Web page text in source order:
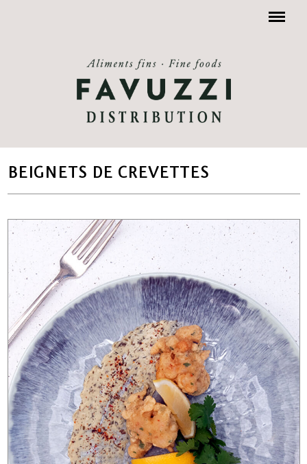
Menu
BEIGNETS DE CREVETTES